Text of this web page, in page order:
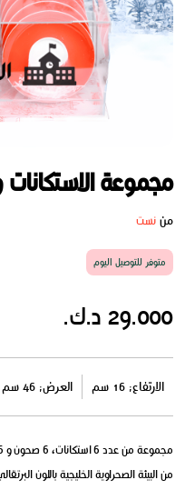
مجموعة الاستكانات
مننست
متوفر للتوصيل اليوم
29.000 د.ك.
الارتفاع: 16 سم العرض: 46 سم
من البيئة الصحراوية الخليجية باللون